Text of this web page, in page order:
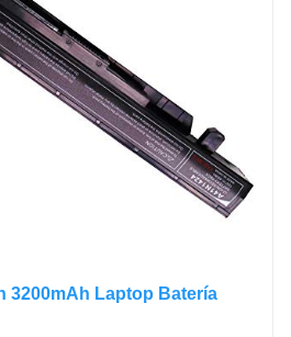
3200mAh Laptop Batería